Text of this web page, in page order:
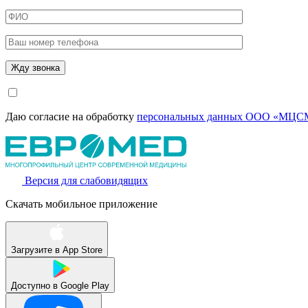
Даю согласие на обработку персональных данных ООО
Версия для слабовидящих
Скачать мобильное приложение
Загрузите в App Store
Доступно в Google Play